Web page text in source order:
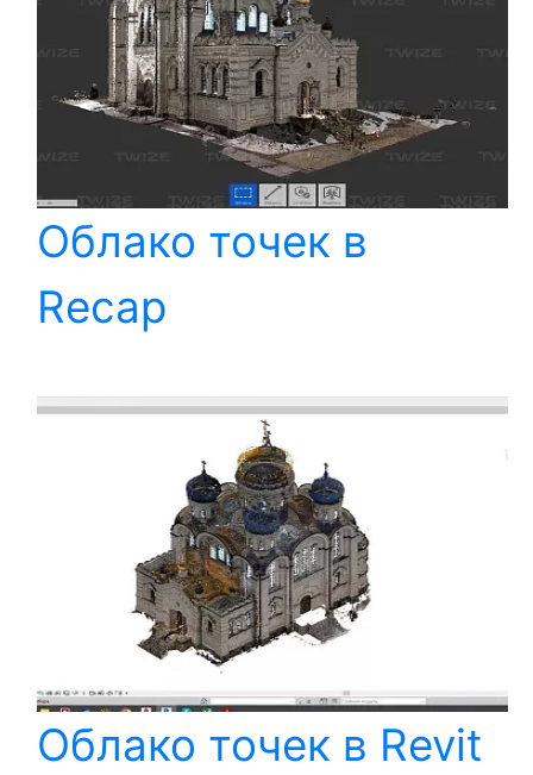
Облако точек в
Recap
Облако точек в Revit